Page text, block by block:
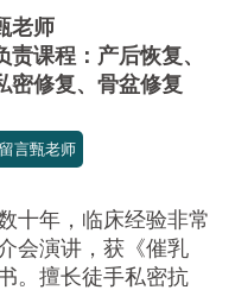
老师
责课程：产后恢复、
密修复、骨盆修复
留言甄老师
十年，临床经验非常
会演讲，获《催乳
。擅长徒手私密抗